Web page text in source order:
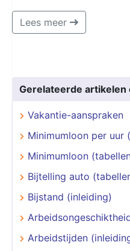
Lees meer
Gerelateerde
Vakantie-aanspraken
Minimumloon per uur
Minimumloon
Bijtelling auto
Bijstand (inleiding)
Arbeidstijden